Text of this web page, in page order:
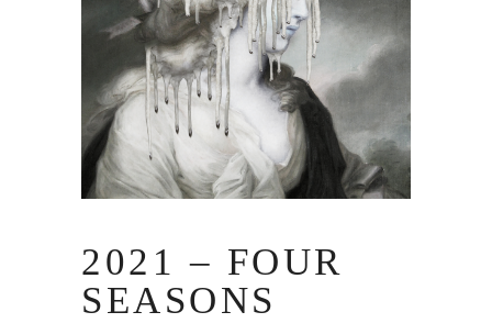
2021 – FOUR
SEASONS